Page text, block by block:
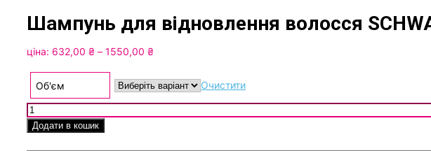
Шампунь для відновлення волосся
ціна: 632,00 ₴ – 1550,00 ₴
632,00 ₴
through
Об'єм
Очистити
Шампунь для відновлення волосся SCHWARZKOPF Bonacure Repair Rescue Arginine
Додати в кошик